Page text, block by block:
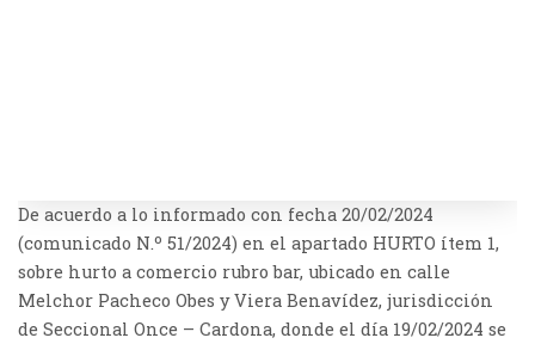
De acuerdo a lo informado con fecha 20/02/2024
(comunicado N.º 51/2024) en el apartado HURTO ítem 1,
sobre hurto a comercio rubro bar, ubicado en calle
Melchor Pacheco Obes y Viera Benavídez, jurisdicción
de Seccional Once – Cardona, donde el día 19/02/2024 se